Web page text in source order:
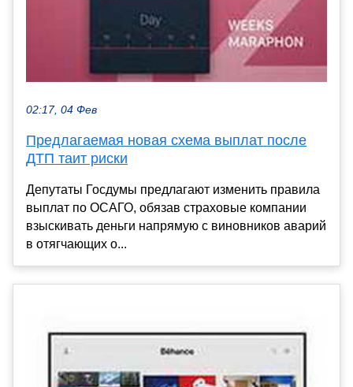
02:17, 04 Фев
Предлагаемая новая схема выплат после
ДТП таит риски
Депутаты Госдумы предлагают изменить правила
выплат по ОСАГО, обязав страховые компании
взыскивать деньги напрямую с виновников аварий
в отягчающих о...